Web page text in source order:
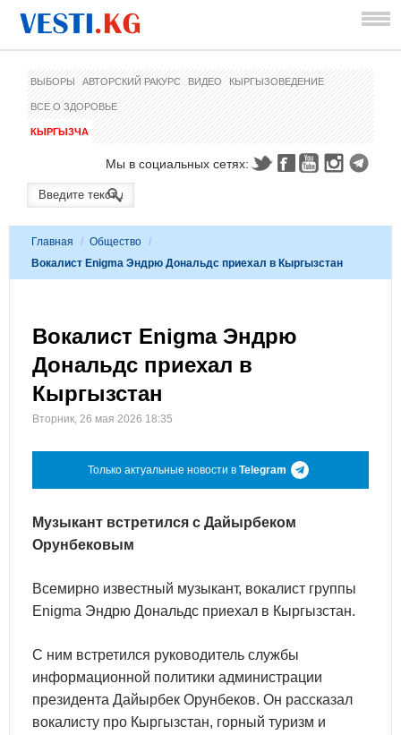
ВЫБОРЫ АВТОРСКИЙ РАКУРС ВИДЕО КЫРГЫЗОВЕДЕНИЕ
ВСЕ О ЗДОРОВЬЕ
КЫРГЫЗЧА
Мы в социальных сетях:
Главная / Общество /
Вокалист Enigma Эндрю Дональдс приехал в Кыргызстан
Вокалист Enigma Эндрю
Дональдс приехал в
Кыргызстан
Вторник, 26 мая 2026 18:35
Только актуальные новости в Telegram
Музыкант встретился с Дайырбеком
Орунбековым
Всемирно известный музыкант, вокалист группы
Enigma Эндрю Дональдс приехал в Кыргызстан.
С ним встретился руководитель службы
информационной политики администрации
президента Дайырбек Орунбеков. Он рассказал
вокалисту про Кыргызстан, горный туризм и